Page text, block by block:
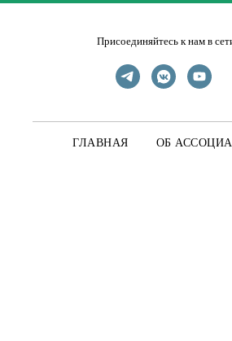
Присоединяйтесь к нам в
ГЛАВНАЯ ОБ